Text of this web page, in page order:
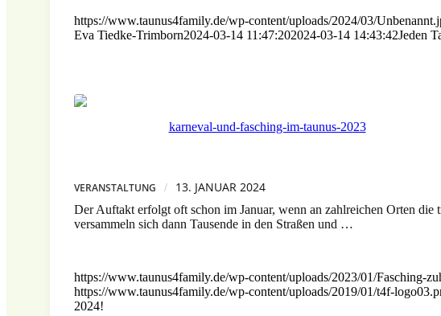
https://www.taunus4family.de/wp-content/uploads/2024/03/
Eva Tiedke-Trimborn2024-03-14 11:47:202024-03-14 14:43:42Jeden
VERANSTALTUNG / 13. JANUAR 2024
Der Auftakt erfolgt oft schon im Januar, wenn an zahlreichen Orten
versammeln sich dann Tausende in den Straßen und …
https://www.taunus4family.de/wp-content/uploads/2023/01/Fasching-
https://www.taunus4family.de/wp-content/uploads/2019/01/t4f-
2024!